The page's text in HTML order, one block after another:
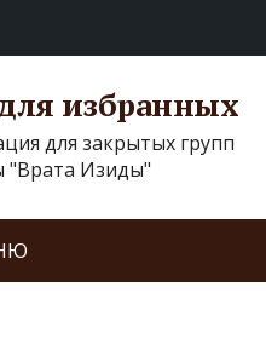
избранных
для закрытых групп
"Врата Изиды"